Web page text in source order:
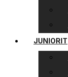
JUNIORIT